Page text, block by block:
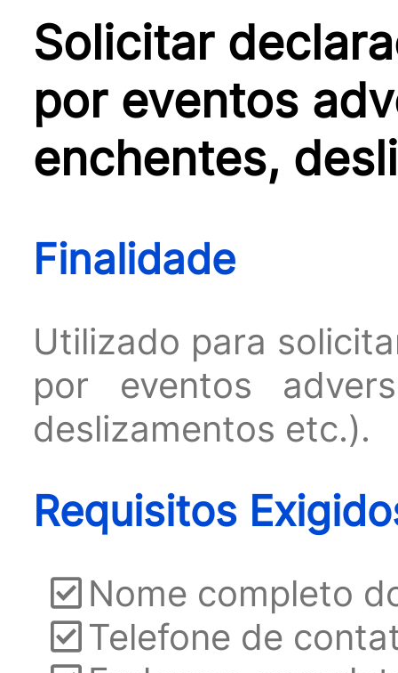
Solicitar
por eventos
enchentes,
Finalidade
Utilizado para
por eventos
deslizamentos etc.).
Requisitos
Nome completo
Telefone de